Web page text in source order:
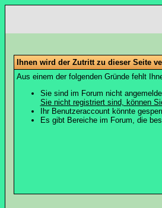
Ihnen wird der Zutritt zu dieser Seite
Aus einem der folgenden Gründe fehlt
Sie sind im Forum nicht
Sie nicht registriert sind, können
Ihr Benutzeraccount könnte
Es gibt Bereiche im Forum, die